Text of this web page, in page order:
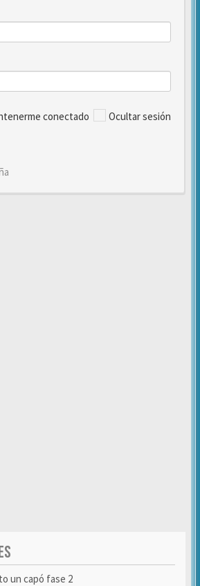
conectado Ocultar sesión
un capó fase 2